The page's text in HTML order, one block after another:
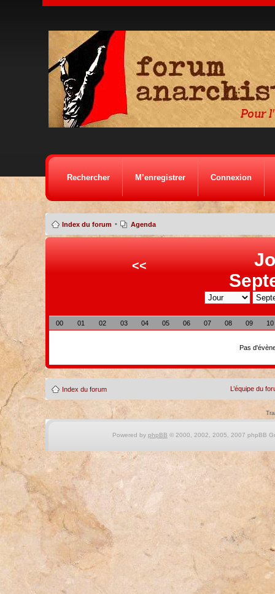
Rechercher M’enregistrer Connexion
Index du forum • Agenda
<<
00 01 02 03 04 05 06 07 08 09 10
Pas
Index du forum L’équipe du
Powered by phpBB © 2000, 2002, 2005, 2007 phpBB